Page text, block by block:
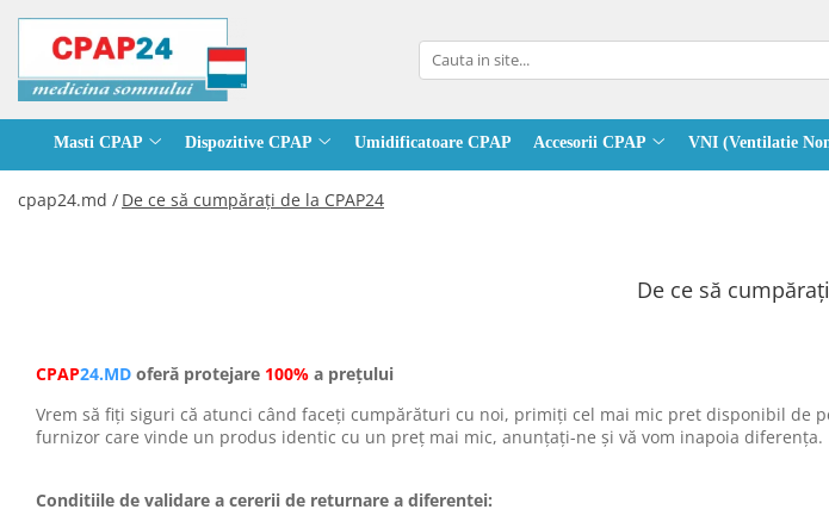
Masti CPAP
Masti Pillows
Dispozitive CPAP
BiPAP (BiLevel)
Accesorii CPAP
Furtune / Adaptoare CPAP
Arenda dispozitive
BiPAP
Alte Dispozitive
Diagnosticare somn
Concentratoare oxigen
Pulsoximetre
Masti CPAP Dispozitive CPAP Umidificatoare CPAP Accesorii CPAP VNI (Ventilatie
cpap24.md / De ce să cumpăraţi de la CPAP24
De ce să
CPAP24.MD oferă protejare 100% a prețului
Vrem să fiți siguri că atunci când faceți cumpărături cu noi, primiți cel mai mic pret disponibil de
furnizor care vinde un produs identic cu un preț mai mic, anunțați-ne și vă vom inapoia diferența.
Conditiile de validare a cererii de returnare a diferentei: